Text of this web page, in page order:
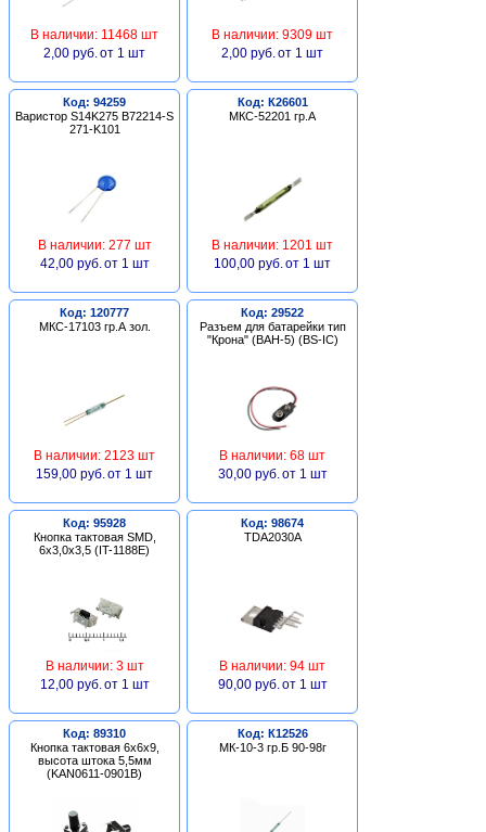
В наличии: 11468 шт
2,00 руб. от 1 шт
В наличии: 9309 шт
2,00 руб. от 1 шт
Код: 94259
Варистор S14K275 B72214-S
271-K101
В наличии: 277 шт
42,00 руб. от 1 шт
Код: К26601
МКС-52201 гр.А
В наличии: 1201 шт
100,00 руб. от 1 шт
Код: 120777
МКС-17103 гр.А зол.
В наличии: 2123 шт
159,00 руб. от 1 шт
Код: 29522
Разъем для батарейки тип
"Крона" (BAH-5) (BS-IC)
В наличии: 68 шт
30,00 руб. от 1 шт
Код: 95928
Кнопка тактовая SMD,
6х3,0х3,5 (IT-1188E)
В наличии: 3 шт
12,00 руб. от 1 шт
Код: 98674
TDA2030A
В наличии: 94 шт
90,00 руб. от 1 шт
Код: 89310
Кнопка тактовая 6х6х9,
высота штока 5,5мм
(KAN0611-0901B)
Код: К12526
МК-10-3 гр.Б 90-98г